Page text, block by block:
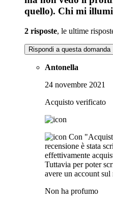
quello). Chi mi
2 risposte, le ultime
Rispondi a questa domanda
Antonella
24 novembre 2021
Acquisto verificato
Con
recensione è stata
effettivamente
Tuttavia per poter
avere un account sul
Non ha profumo